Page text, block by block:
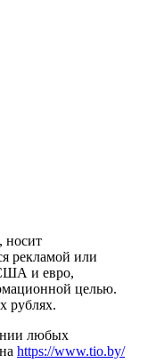
носит
рекламой или
и евро,
целью.
рублях.
любых
https://www.tio.by/